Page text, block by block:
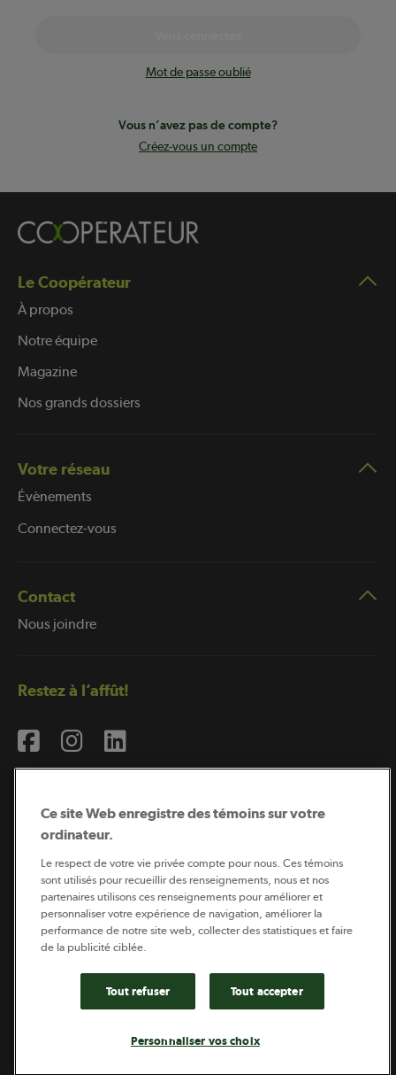
Mot de passe oublié
Vous n’avez pas de compte?
Créez-vous un compte
Le Coopérateur
À propos
Notre équipe
Magazine
Nos grands dossiers
Votre réseau
Évènements
Connectez-vous
Contact
Nous joindre
Restez à l’affût!
Coopérateur est publié par Sollio Groupe Coopératif.
Il est l’outil d’information de la coopération agricole
québécoise.
Ce site Web enregistre des témoins sur votre
ordinateur.
Le respect de votre vie privée compte pour nous. Ces témoins
sont utilisés pour recueillir des renseignements, nous et nos
partenaires utilisons ces renseignements pour améliorer et
personnaliser votre expérience de navigation, améliorer la
performance de notre site web, collecter des statistiques et faire
de la publicité ciblée.
Tout refuser Tout accepter
Personnaliser vos choix